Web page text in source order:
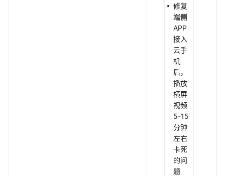
修复
端侧
APP
接入
云手
机
后，
播放
横屏
视频
5-15
分钟
左右
卡死
的问
题